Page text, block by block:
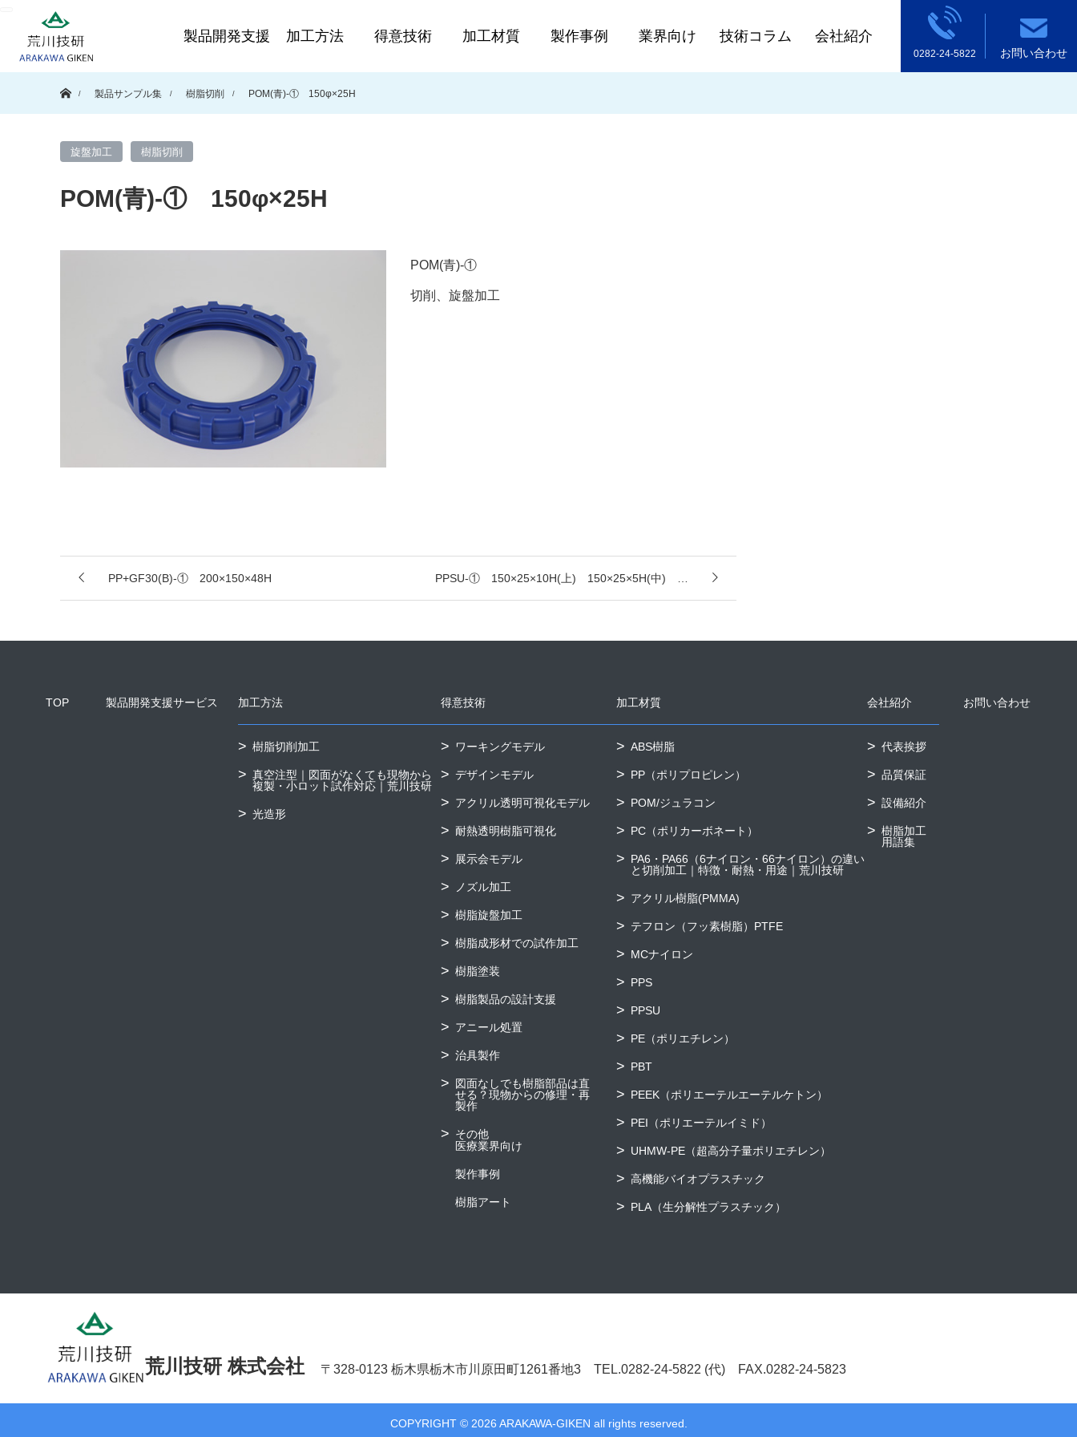
製品開発支援 加工方法 得意技術 加工材質 製作事例 業界向け 技術コラム 会社紹介
0282-24-5822 お問い合わせ
製品サンプル集
樹脂切削 POM(青)-① 150φ×25H
旋盤加工 樹脂切削
POM(青)-① 150φ×25H
POM(青)-①
切削、旋盤加工
PP+GF30(B)-① 200×150×48H PPSU-① 150×25×10H(上) 150×25×5H(中) …
TOP 製品開発支援サービス 加工方法
樹脂切削加工
真空注型｜図面がなくても現物から
複製・小ロット試作対応｜荒川技研
光造形
得意技術
ワーキングモデル
デザインモデル
アクリル透明可視化モデル
耐熱透明樹脂可視化
展示会モデル
ノズル加工
樹脂旋盤加工
樹脂成形材での試作加工
樹脂塗装
樹脂製品の設計支援
アニール処置
治具製作
図面なしでも樹脂部品は直
せる？現物からの修理・再
製作
その他
医療業界向け
製作事例
樹脂アート
加工材質
ABS樹脂
PP（ポリプロピレン）
POM/ジュラコン
PC（ポリカーボネート）
PA6・PA66（6ナイロン・66ナイロン）の違い
と切削加工｜特徴・耐熱・用途｜荒川技研
アクリル樹脂(PMMA)
テフロン（フッ素樹脂）PTFE
MCナイロン
PPS
PPSU
PE（ポリエチレン）
PBT
PEEK（ポリエーテルエーテルケトン）
PEI（ポリエーテルイミド）
UHMW-PE（超高分子量ポリエチレン）
高機能バイオプラスチック
PLA（生分解性プラスチック）
会社紹介
代表挨拶
品質保証
設備紹介
樹脂加工
用語集
お問い合わせ
荒川技研 株式会社 〒328-0123 栃木県栃木市川原田町1261番地3 TEL.0282-24-5822 (代) FAX.0282-24-5823
COPYRIGHT © 2026 ARAKAWA-GIKEN all rights reserved.